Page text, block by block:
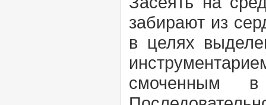
забирают из
в целях
смоченным